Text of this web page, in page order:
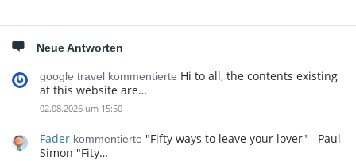
Neue Antworten
google travel kommentierte Hi to all, the contents existing
at this website are…
02.08.2026 um 15:50
Fader kommentierte "Fifty ways to leave your lover" - Paul
Simon "Fity…